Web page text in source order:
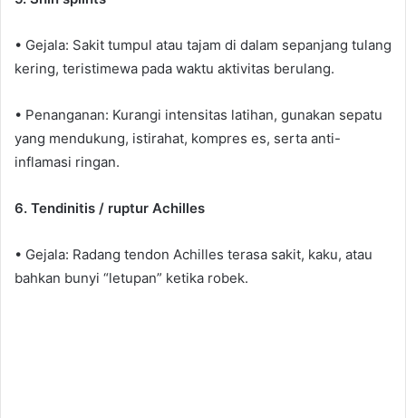
• Gejala: Sakit tumpul atau tajam di dalam sepanjang tulang
kering, teristimewa pada waktu aktivitas berulang.
• Penanganan: Kurangi intensitas latihan, gunakan sepatu
yang mendukung, istirahat, kompres es, serta anti-
inflamasi ringan.
6. Tendinitis / ruptur Achilles
• Gejala: Radang tendon Achilles terasa sakit, kaku, atau
bahkan bunyi “letupan” ketika robek.